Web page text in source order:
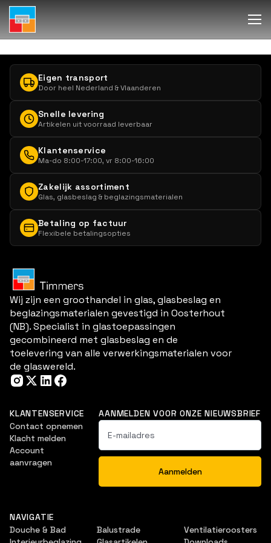
Eigen transport
Door heel Nederland & Vlaanderen
Snelle levering
Artikelen uit voorraad leverbaar
Klantenservice
Ma-do 8:00-17:00, vr 8:00-16:00
Zakelijk assortiment
Glas, glasbeslag & beglazingsmaterialen
Betaling op factuur
Flexibele betalingsopties
Wij zijn een groothandel in glas, glasbeslag en
beglazingsmaterialen gevestigd in Oosterhout
(NB). Specialist in glastoepassingen
gecombineerd met glasbeslag en de
toelevering van alle verwerkingsmaterialen voor
de glaswereld.
KLANTENSERVICE
Contact opnemen
Klacht melden
Account
aanvragen
AANMELDEN VOOR ONZE NIEUWSBRIEF
NAVIGATIE
Douche & Bad
Balustrade
Ventilatieroosters